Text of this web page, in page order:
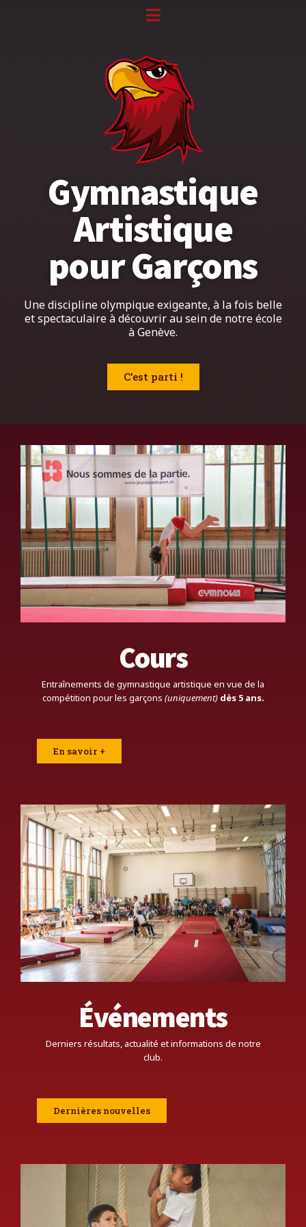
Gymnastique
Artistique
pour Garçons
Une discipline olympique exigeante, à la fois belle
et spectaculaire à découvrir au sein de notre école
à Genève.
C'est parti !
Cours
Entraînements de gymnastique artistique en vue de la
compétition pour les garçons (uniquement) dès 5 ans.
En savoir +
Événements
Derniers résultats, actualité et informations de notre
club.
Dernières nouvelles